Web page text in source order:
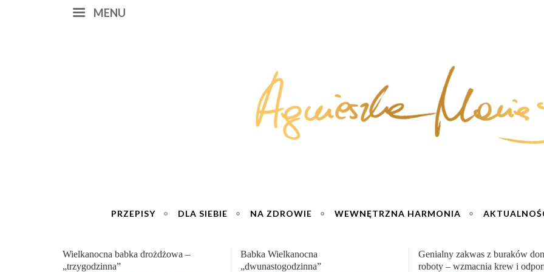
MENU
PRZEPISY DLA SIEBIE NA ZDROWIE WEWNĘTRZNA HARMONIA
Babka Wielkanocna
„dwunastogodzinna”
Genialny zakwas z buraków domowej
roboty – wzmacnia krew i odporność
„Przemiana” Podróż do siły i